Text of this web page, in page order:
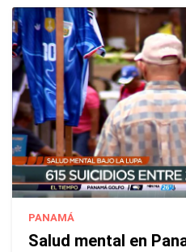
PANAMÁ
Salud mental en